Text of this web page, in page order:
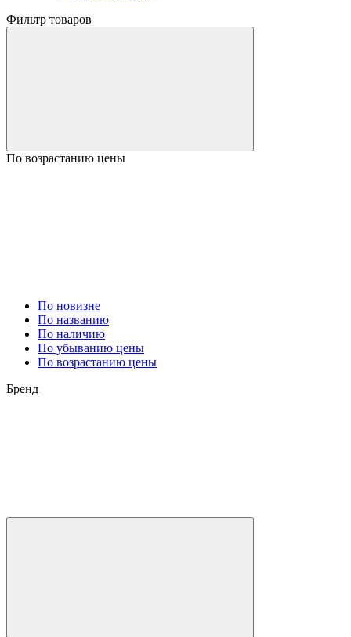
Фильтр товаров
По возрастанию цены
По новизне
По названию
По наличию
По убыванию цены
По возрастанию цены
Бренд